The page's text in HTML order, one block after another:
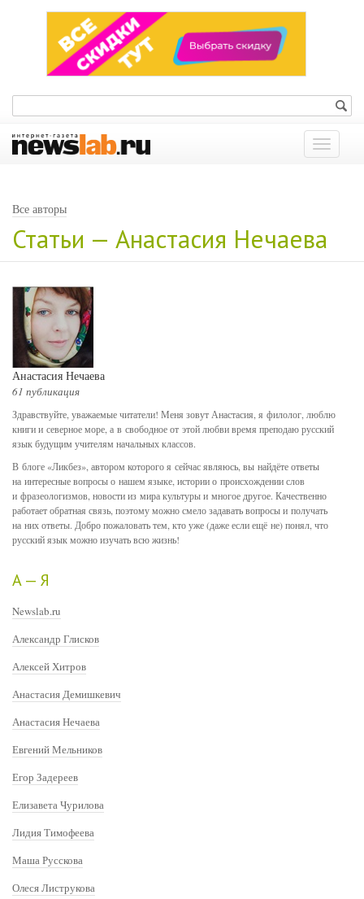
Показать
меню
Все авторы
Статьи — Анастасия Нечаева
Анастасия Нечаева
61 публикация
Здравствуйте, уважаемые читатели! Меня зовут Анастасия, я филолог, люблю
книги и северное море, а в свободное от этой любви время преподаю русский
язык будущим учителям начальных классов.
В блоге «Ликбез», автором которого я сейчас являюсь, вы найдёте ответы
на интересные вопросы о нашем языке, истории о происхождении слов
и фразеологизмов, новости из мира культуры и многое другое. Качественно
работает обратная связь, поэтому можно смело задавать вопросы и получать
на них ответы. Добро пожаловать тем, кто уже (даже если ещё не) понял, что
русский язык можно изучать всю жизнь!
А — Я
Newslab.ru
Александр Глисков
Алексей Хитров
Анастасия Демишкевич
Анастасия Нечаева
Евгений Мельников
Егор Задереев
Елизавета Чурилова
Лидия Тимофеева
Маша Русскова
Олеся Листрукова